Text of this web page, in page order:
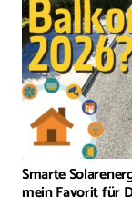
Smarte
mein Favorit für